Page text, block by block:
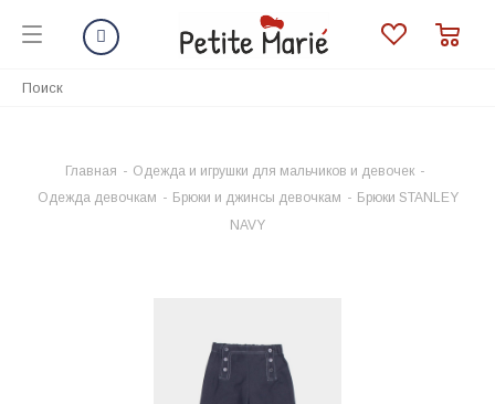
Главная - Одежда и игрушки для мальчиков и девочек -
Одежда девочкам - Брюки и джинсы девочкам - Брюки STANLEY
NAVY